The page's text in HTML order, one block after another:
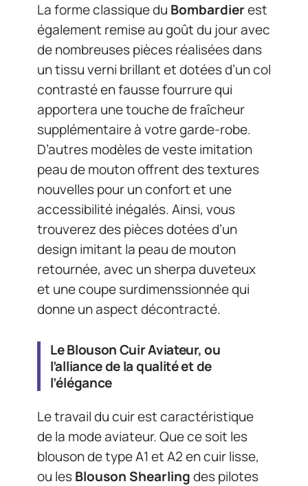
La forme classique du Bombardierest
également remise au goût du jour avec
de nombreuses pièces réalisées dans
un tissu verni brillant et dotées d’un col
contrasté en fausse fourrure qui
apportera une touche de fraîcheur
supplémentaire à votre garde-robe.
D’autres modèles de veste imitation
peau de mouton offrent des textures
nouvelles pour un confort et une
accessibilité inégalés. Ainsi, vous
trouverez des pièces dotées d’un
design imitant la peau de mouton
retournée, avec un sherpa duveteux
et une coupe surdimenssionnée qui
donne un aspect décontracté.
Le Blouson Cuir Aviateur, ou
l’alliance de la qualité et de
l’élégance
Le travail du cuir est caractéristique
de la mode aviateur. Que ce soit les
blouson de type A1 et A2 en cuir lisse,
ou lesBlouson Shearlingdes pilotes